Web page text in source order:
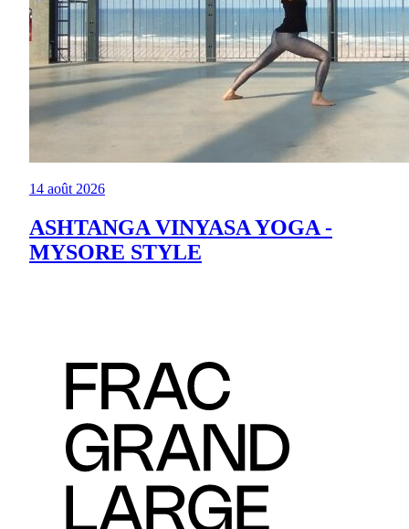
14 août 2026
ASHTANGA VINYASA YOGA -
MYSORE STYLE